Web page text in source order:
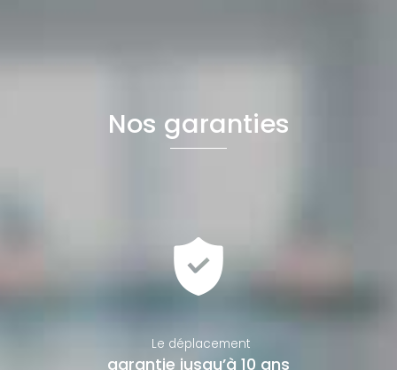
Nos garanties
Le déplacement
garantie jusqu’à 10 ans